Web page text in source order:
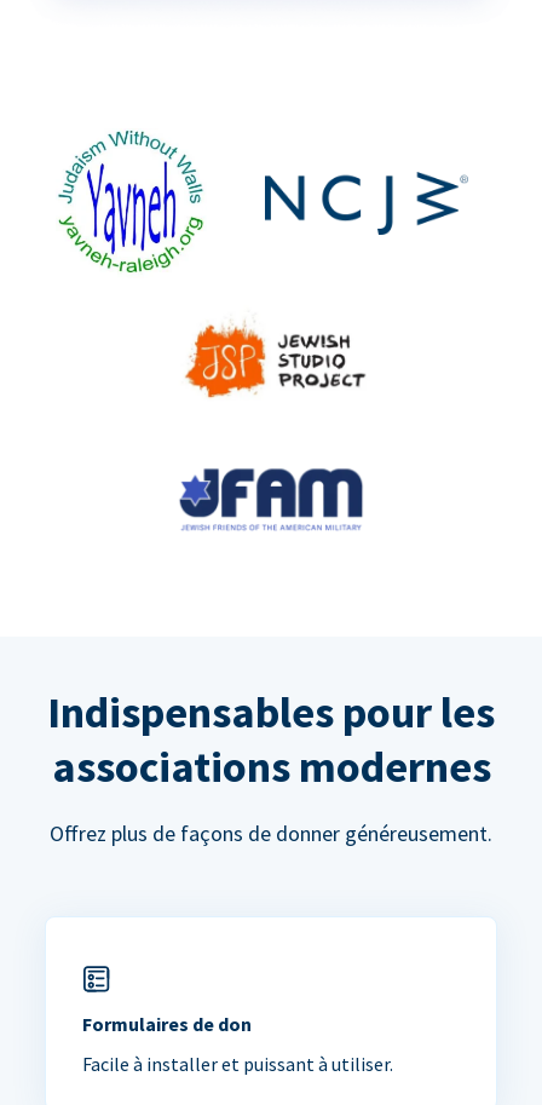
Indispensables pour les
associations modernes
Offrez plus de façons de donner généreusement.
Formulaires de don
Facile à installer et puissant à utiliser.